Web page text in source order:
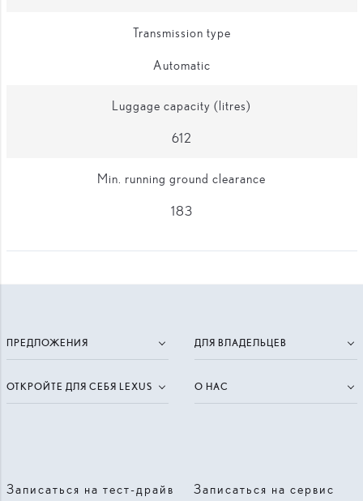
Transmission type
Automatic
Luggage capacity (litres)
612
Min. running ground clearance
183
ПРЕДЛОЖЕНИЯ ДЛЯ ВЛАДЕЛЬЦЕВ
ОТКРОЙТЕ ДЛЯ СЕБЯ LEXUS О НАС
Записаться на тест-драйв Записаться на сервис